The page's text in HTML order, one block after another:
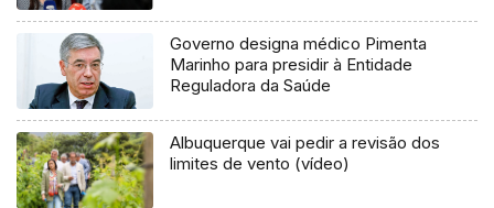
Governo designa médico Pimenta
Marinho para presidir à Entidade
Reguladora da Saúde
Albuquerque vai pedir a revisão dos
limites de vento (vídeo)